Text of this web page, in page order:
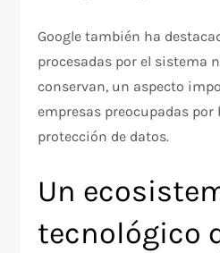
Google también ha
procesadas por el sistema
conservan, un aspecto
empresas preocupadas por
protección de datos.
Un
tecnológico